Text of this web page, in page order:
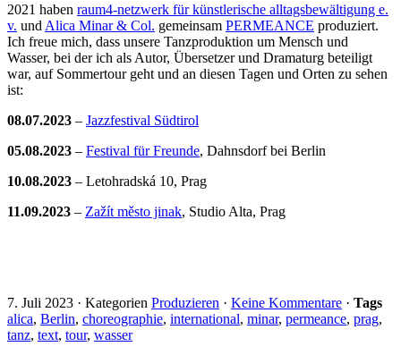
2021 haben raum4-netzwerk für künstlerische alltagsbewältigung e.
v. und Alica Minar & Col. gemeinsam PERMEANCE produziert.
Ich freue mich, dass unsere Tanzproduktion um Mensch und
Wasser, bei der ich als Autor, Übersetzer und Dramaturg beteiligt
war, auf Sommertour geht und an diesen Tagen und Orten zu sehen
ist:
08.07.2023 – Jazzfestival Südtirol
05.08.2023 – Festival für Freunde, Dahnsdorf bei Berlin
10.08.2023 – Letohradská 10, Prag
11.09.2023 – Zažít město jinak, Studio Alta, Prag
7. Juli 2023 · Kategorien Produzieren · Keine Kommentare · Tags
alica, Berlin, choreographie, international, minar, permeance, prag,
tanz, text, tour, wasser